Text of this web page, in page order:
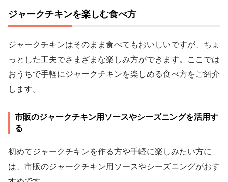
ジャークチキンを楽しむ食べ方
ジャークチキンはそのまま食べてもおいしいですが、ちょ
っとした工夫でさまざまな楽しみ方ができます。ここでは
おうちで手軽にジャークチキンを楽しめる食べ方をご紹介
します。
市販のジャークチキン用ソースやシーズニングを活用す
る
初めてジャークチキンを作る方や手軽に楽しみたい方に
は、市販のジャークチキン用ソースやシーズニングがおす